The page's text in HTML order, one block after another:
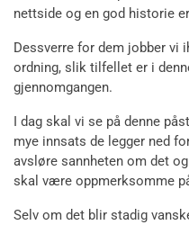
nettside og en god historie
Dessverre for dem jobber vi
ordning, slik tilfellet er i
gjennomgangen.
I dag skal vi se på denne
mye innsats de legger ned
avsløre sannheten om det
skal være oppmerksomme
Selv om det blir stadig